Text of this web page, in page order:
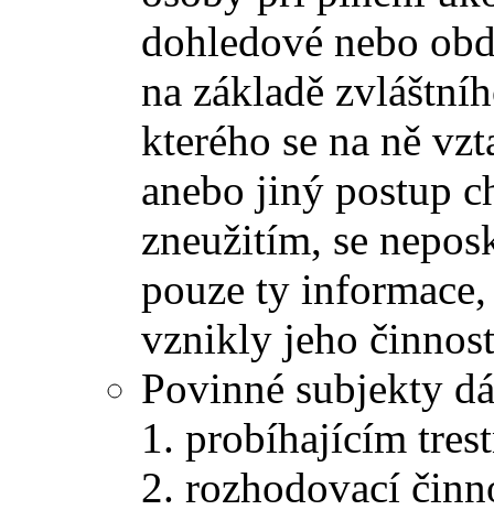
dohledové nebo
na základě
kterého se na ně
anebo jiný postup
zneužitím, se
pouze ty
vznikly jeho
Povinné subjekty
probíhajícím
rozhodovací